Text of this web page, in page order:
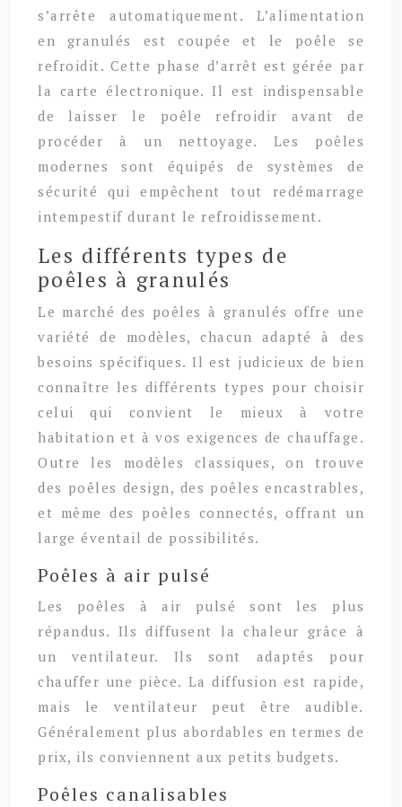
s’arrête automatiquement. L’alimentation
en granulés est coupée et le poêle se
refroidit. Cette phase d’arrêt est gérée par
la carte électronique. Il est indispensable
de laisser le poêle refroidir avant de
procéder à un nettoyage. Les poêles
modernes sont équipés de systèmes de
sécurité qui empêchent tout redémarrage
intempestif durant le refroidissement.
Les différents types de
poêles à granulés
Le marché des poêles à granulés offre une
variété de modèles, chacun adapté à des
besoins spécifiques. Il est judicieux de bien
connaître les différents types pour choisir
celui qui convient le mieux à votre
habitation et à vos exigences de chauffage.
Outre les modèles classiques, on trouve
des poêles design, des poêles encastrables,
et même des poêles connectés, offrant un
large éventail de possibilités.
Poêles à air pulsé
Les poêles à air pulsé sont les plus
répandus. Ils diffusent la chaleur grâce à
un ventilateur. Ils sont adaptés pour
chauffer une pièce. La diffusion est rapide,
mais le ventilateur peut être audible.
Généralement plus abordables en termes de
prix, ils conviennent aux petits budgets.
Poêles canalisables